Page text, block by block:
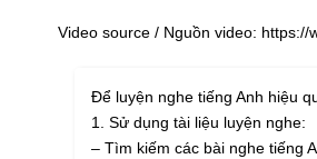
Video source / Nguồn video: https://
Để luyện nghe tiếng Anh hiệu
1. Sử dụng tài liệu luyện nghe:
– Tìm kiếm các bài nghe tiếng